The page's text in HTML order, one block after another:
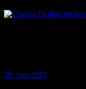
29. Juni 2017